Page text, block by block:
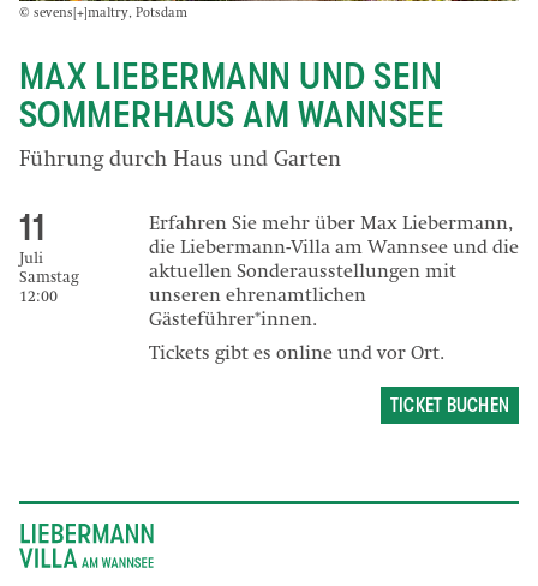
© sevens[+]maltry, Potsdam
MAX LIEBERMANN UND SEIN
SOMMERHAUS AM WANNSEE
Führung durch Haus und Garten
Erfahren Sie mehr über Max Liebermann,
die Liebermann-Villa am Wannsee und die
aktuellen Sonderausstellungen mit
unseren ehrenamtlichen
Gästeführer*innen.
Tickets gibt es online und vor Ort.
11
Juli
Samstag
12:00
TICKET BUCHEN